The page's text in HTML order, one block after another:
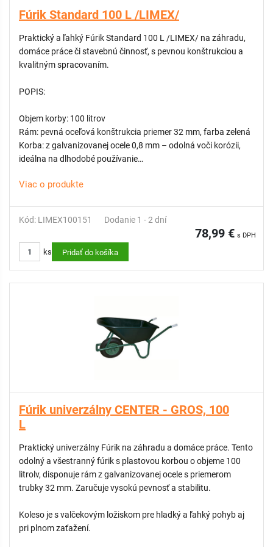
ODPORÚČAME:Vak na vodu 80 L do korby fúrika, s ružicou a
protišmykovou podložkou
Fúrik Standard 100 L /LIMEX/
Praktický a ľahký Fúrik Standard 100 L /LIMEX/ na záhradu,
domáce práce či stavebnú činnosť, s pevnou konštrukciou a
kvalitným spracovaním.
POPIS:
Objem korby: 100 litrov
Rám: pevná oceľová konštrukcia priemer 32 mm, farba zelená
Korba: z galvanizovanej ocele 0,8 mm – odolná voči korózii,
ideálna na dlhodobé používanie
kovový disk, polypropylénové klzné ložisko
Rukoväte: z elastoméru – príjemné na uchopenie,
Viac o produkte
Kód: LIMEX100151 Dodanie 1 - 2 dní
78,99 € s DPH
ks Pridať do košíka
Fúrik univerzálny CENTER - GROS, 100
L
Praktický univerzálny Fúrik na záhradu a domáce práce. Tento
odolný a všestranný fúrik s plastovou korbou o objeme 100
litrolv, disponuje rám z galvanizovanej ocele s priemerom
trubky 32 mm. Zaručuje vysokú pevnosť a stabilitu.
Koleso je s valčekovým ložiskom pre hladký a ľahký pohyb aj
pri plnom zaťažení.